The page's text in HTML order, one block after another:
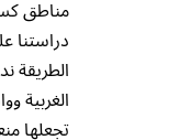
مناطق
دراستنا
الطريقة
الغربية
تجعلها